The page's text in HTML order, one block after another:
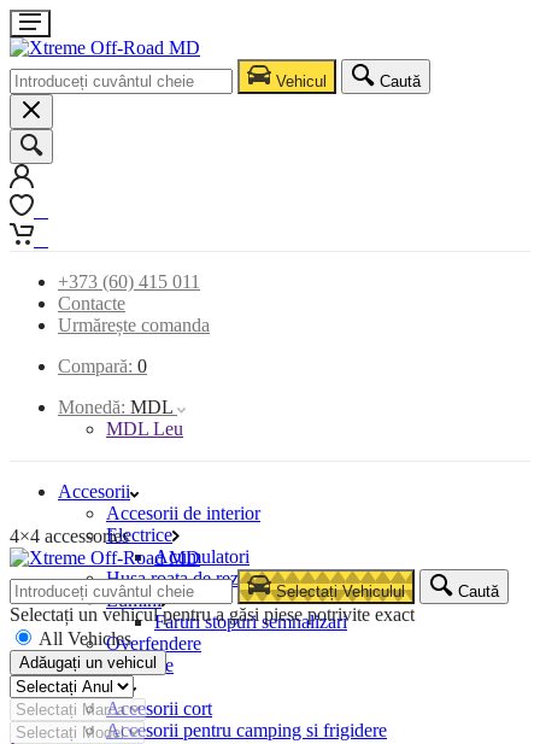
Vehicul Caută
+373 (60) 415 011
Contacte
Urmărește comanda
Compară: 0
Monedă: MDL
MDL Leu
Accesorii
Accesorii de interior
Electrice
Acumulatori
Husa roata de rezerva
Lumini
Faruri stopuri semnalizari
Overfendere
Snorkele
Camping
Accesorii cort
Accesorii pentru camping si frigidere
4×4 accessories
Selectați Vehiculul Caută
Selectați un vehicul pentru a găsi piese potrivite exact
All Vehicles
Adăugați un vehicul